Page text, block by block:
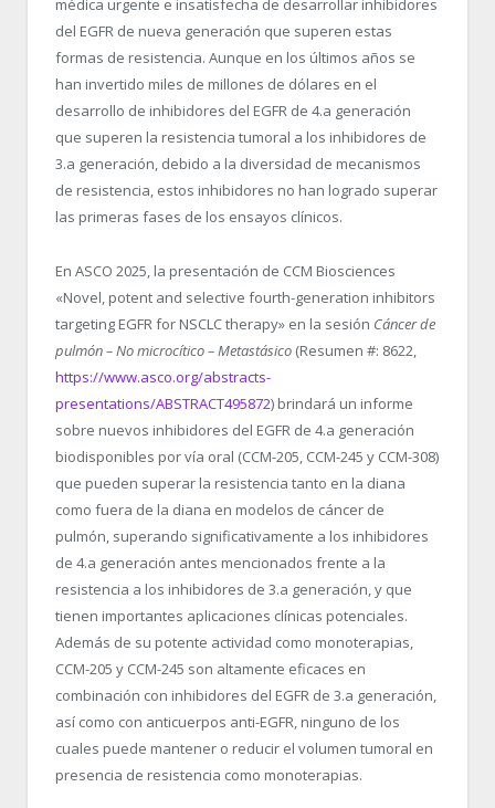
médica urgente e insatisfecha de desarrollar inhibidores
del EGFR de nueva generación que superen estas
formas de resistencia. Aunque en los últimos años se
han invertido miles de millones de dólares en el
desarrollo de inhibidores del EGFR de 4.a generación
que superen la resistencia tumoral a los inhibidores de
3.a generación, debido a la diversidad de mecanismos
de resistencia, estos inhibidores no han logrado superar
las primeras fases de los ensayos clínicos.
En ASCO 2025, la presentación de CCM Biosciences
«Novel, potent and selective fourth-generation inhibitors
targeting EGFR for NSCLC therapy» en la sesión Cáncer de
pulmón – No microcítico – Metastásico (Resumen #: 8622,
https://www.asco.org/abstracts-
presentations/ABSTRACT495872) brindará un informe
sobre nuevos inhibidores del EGFR de 4.a generación
biodisponibles por vía oral (CCM-205, CCM-245 y CCM-308)
que pueden superar la resistencia tanto en la diana
como fuera de la diana en modelos de cáncer de
pulmón, superando significativamente a los inhibidores
de 4.a generación antes mencionados frente a la
resistencia a los inhibidores de 3.a generación, y que
tienen importantes aplicaciones clínicas potenciales.
Además de su potente actividad como monoterapias,
CCM-205 y CCM-245 son altamente eficaces en
combinación con inhibidores del EGFR de 3.a generación,
así como con anticuerpos anti-EGFR, ninguno de los
cuales puede mantener o reducir el volumen tumoral en
presencia de resistencia como monoterapias.